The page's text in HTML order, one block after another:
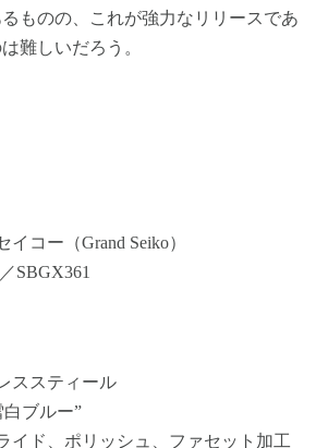
ものの、これが強力なリリースであ
難しいだろう。
イコー（Grand Seiko）
SBGX361
ススティール
白ブルー”
イド、ポリッシュ、ファセット加工